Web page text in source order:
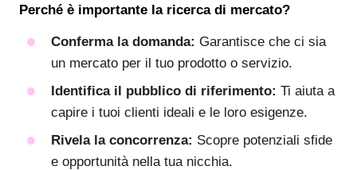
Perché è importante la ricerca di mercato?
Conferma la domanda: Garantisce che ci sia
un mercato per il tuo prodotto o servizio.
Identifica il pubblico di riferimento: Ti aiuta a
capire i tuoi clienti ideali e le loro esigenze.
Rivela la concorrenza: Scopre potenziali sfide
e opportunità nella tua nicchia.